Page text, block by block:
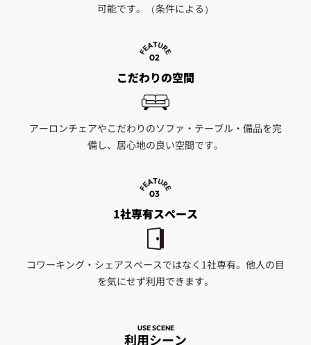
可能です。（条件による）
02
こだわりの空間
アーロンチェアやこだわりのソファ・テーブル・備品を完
備し、居心地の良い空間です。
03
1社専有スペース
コワーキング・シェアスペースではなく1社専有。 他人の目
を気にせず利用できます。
USE SCENE
利用シーン